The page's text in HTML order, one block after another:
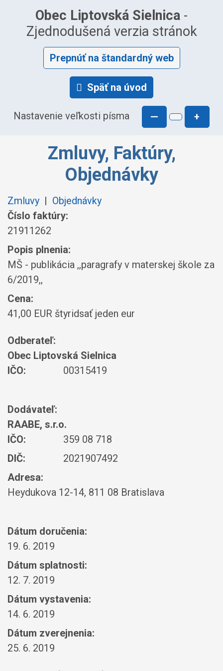
Obec Liptovská Sielnica -
Zjednodušená verzia stránok
Prepnúť na štandardný web
Späť na úvod
Nastavenie veľkosti písma — +
Zmluvy, Faktúry,
Objednávky
Zmluvy | Objednávky
Číslo faktúry:
21911262
Popis plnenia:
MŠ - publikácia ,,paragrafy v materskej škole za
6/2019,,
Cena:
41,00 EUR štyridsať jeden eur
Odberateľ:
Obec Liptovská Sielnica
IČO:
00315419
Dodávateľ:
RAABE, s.r.o.
IČO:
359 08 718
DIČ:
2021907492
Adresa:
Heydukova 12-14, 811 08 Bratislava
Dátum doručenia:
19. 6. 2019
Dátum splatnosti:
12. 7. 2019
Dátum vystavenia:
14. 6. 2019
Dátum zverejnenia:
25. 6. 2019